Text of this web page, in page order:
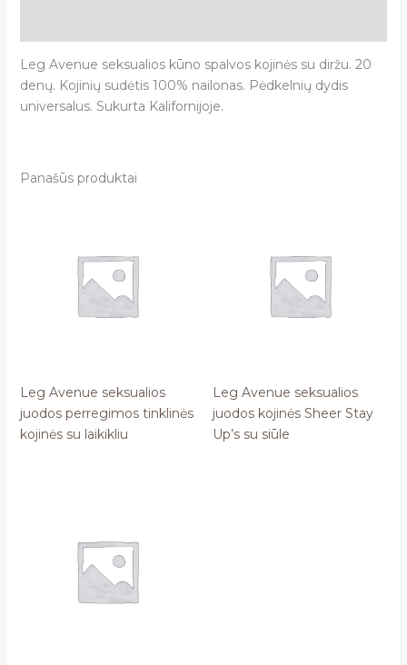
Leg Avenue seksualios kūno spalvos kojinės su diržu. 20
denų. Kojinių sudėtis 100% nailonas. Pėdkelnių dydis
universalus. Sukurta Kalifornijoje.
Panašūs produktai
Leg Avenue seksualios
juodos perregimos tinklinės
kojinės su laikikliu
Leg Avenue seksualios
juodos kojinės Sheer Stay
Up’s su siūle